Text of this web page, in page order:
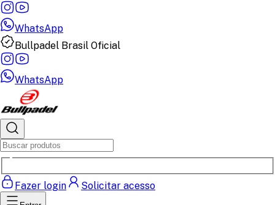
WhatsApp
Bullpadel Brasil Oficial
WhatsApp
Fazer login Solicitar acesso